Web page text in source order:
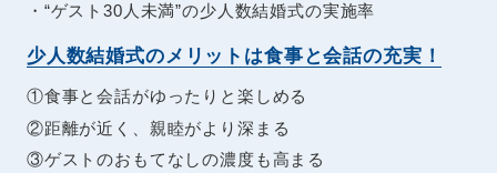
・“ゲスト30人未満”の少人数結婚式の実施率
少人数結婚式のメリットは食事と会話の充実！
①食事と会話がゆったりと楽しめる
②距離が近く、親睦がより深まる
③ゲストのおもてなしの濃度も高まる